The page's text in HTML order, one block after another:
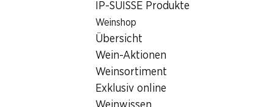
IP-SUISSE Produkte
Weinshop
Übersicht
Wein-Aktionen
Weinsortiment
Exklusiv online
Wiedereröffnungsangebote
PDF herunterladen
Wiedereröffnungsangebote